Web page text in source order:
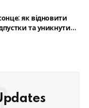
як відновити
та уникнути